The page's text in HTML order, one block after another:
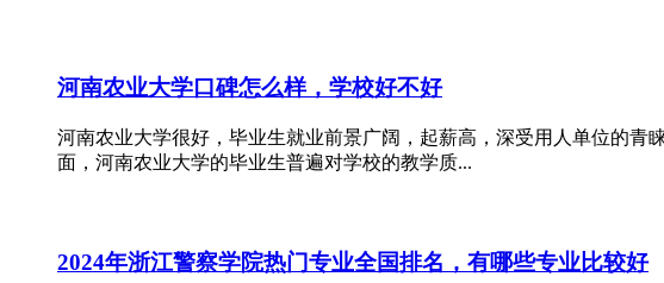
河南农业大学口碑怎么样，学校好不好
河南农业大学很好，毕业生就业前景广阔，起薪高，深受用人单位的
面，河南农业大学的毕业生普遍对学校的教学质...
2024年浙江警察学院热门专业全国排名，有哪些专业比较好